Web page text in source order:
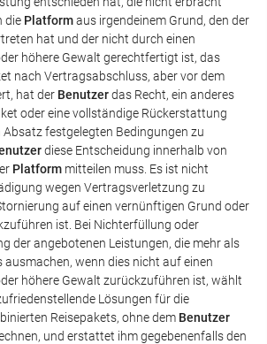
die Platformaus irgendeinem Grund, den der
hat und der nicht durch einen
höhere Gewalt gerechtfertigt ist, das
nach Vertragsabschluss, aber vor dem
hat der Benutzerdas Recht, ein anderes
oder eine vollständige Rückerstattung
festgelegten Bedingungen zu
diese Entscheidung innerhalb von
Platform mitteilen muss. Es ist nicht
wegen Vertragsverletzung zu
auf einen vernünftigen Grund oder
ist. Bei Nichterfüllung oder
der angebotenen Leistungen, die mehr als
ausmachen, wenn dies nicht auf einen
höhere Gewalt zurückzuführen ist, wählt
Lösungen für die
Reisepakets, ohne dem Benutzer
und erstattet ihm gegebenenfalls den